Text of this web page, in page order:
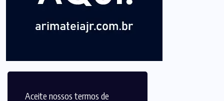
Aceite nossos termos de